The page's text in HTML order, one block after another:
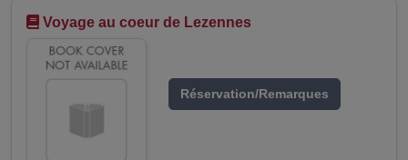
Voyage au coeur de Lezennes
Réservation/Remarques